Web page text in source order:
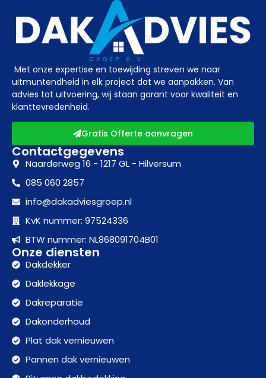
Met onze expertise en toewijding streven we naar
uitmuntendheid in elk project dat we aanpakken. Van
advies tot uitvoering, wij staan garant voor kwaliteit en
klanttevredenheid.
Gratis Offerte aanvragen
Contactgegevens
Naarderweg 16 - 1217 GL - Hilversum
085 060 2857
info@dakadviesgroep.nl
KvK nummer: 97524336
BTW nummer: NL868091704B01
Onze diensten
Dakdekker
Daklekkage
Dakreparatie
Dakonderhoud
Plat dak vernieuwen
Pannen dak vernieuwen